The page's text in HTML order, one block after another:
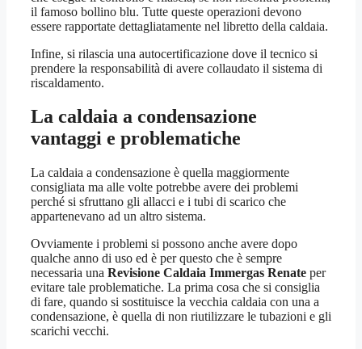
il famoso bollino blu. Tutte queste operazioni devono
essere rapportate dettagliatamente nel libretto della caldaia.
Infine, si rilascia una autocertificazione dove il tecnico si
prendere la responsabilità di avere collaudato il sistema di
riscaldamento.
La caldaia a condensazione
vantaggi e problematiche
La caldaia a condensazione è quella maggiormente
consigliata ma alle volte potrebbe avere dei problemi
perché si sfruttano gli allacci e i tubi di scarico che
appartenevano ad un altro sistema.
Ovviamente i problemi si possono anche avere dopo
qualche anno di uso ed è per questo che è sempre
necessaria una Revisione Caldaia Immergas Renate per
evitare tale problematiche. La prima cosa che si consiglia
di fare, quando si sostituisce la vecchia caldaia con una a
condensazione, è quella di non riutilizzare le tubazioni e gli
scarichi vecchi.